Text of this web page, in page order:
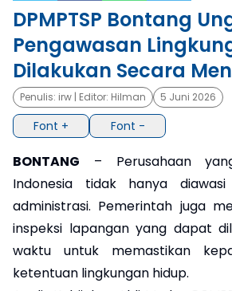
×
DPMPTSP Bontang
Pengawasan
Dilakukan Secara
Penulis: irw | Editor: Hilman 5 Juni 2026
Font + Font -
BONTANG – Perusahaan
Indonesia tidak hanya
administrasi. Pemerintah juga
inspeksi lapangan yang dapat
waktu untuk memastikan
ketentuan lingkungan hidup.